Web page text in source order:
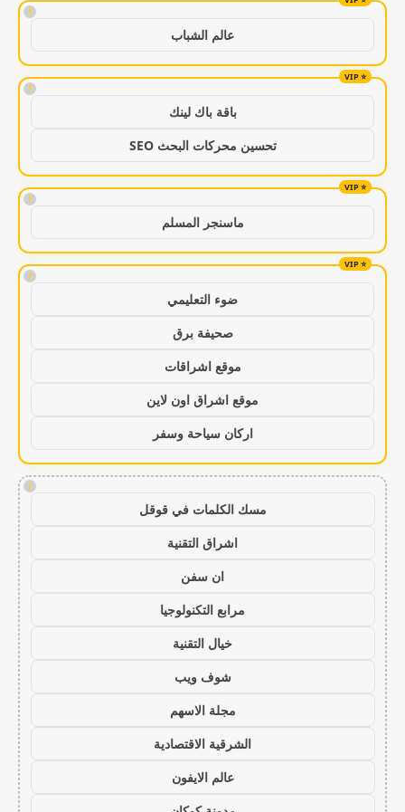
!
عالم الشباب
!
باقة باك لينك
تحسين محركات البحث SEO
!
ماسنجر المسلم
!
ضوء التعليمي
صحيفة برق
موقع اشراقات
موقع اشراق اون لاين
اركان سياحة وسفر
!
مسك الكلمات في قوقل
اشراق التقنية
ان سفن
مرابع التكنولوجيا
خيال التقنية
شوف ويب
مجلة الاسهم
الشرقية الاقتصادية
عالم الايفون